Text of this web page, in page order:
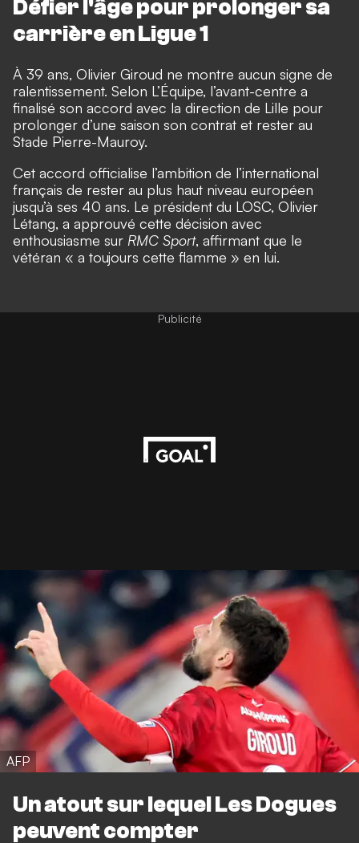
Défier l'âge pour prolonger sa
carrière en Ligue 1
À 39 ans, Olivier Giroud ne montre aucun signe de
ralentissement. Selon L’Équipe, l’avant-centre a
finalisé son accord avec la direction de Lille pour
prolonger d’une saison son contrat et rester au
Stade Pierre-Mauroy.
Cet accord officialise l’ambition de l’international
français de rester au plus haut niveau européen
jusqu’à ses 40 ans. Le président du LOSC, Olivier
Létang, a approuvé cette décision avec
enthousiasme sur RMC Sport, affirmant que le
vétéran « a toujours cette flamme » en lui.
Publicité
AFP
Un atout sur lequel Les Dogues
peuvent compter